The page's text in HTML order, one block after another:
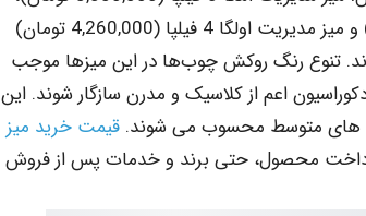
میز مدیریت مدل پیور فرم و فضا (4,900,000 تومان) و میز مدیریت اولگا 4 فیلپا (4,260,000 تومان)
تنوع رنگ روکش چوب‌ها در این میزها موجب
اعم از کلاسیک و مدرن سازگار شوند. این
های متوسط محسوب می شوند. قیمت خرید میز
محصول، حتی برند و خدمات پس از فروش